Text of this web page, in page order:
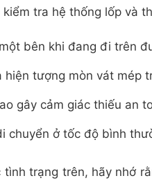
tra hệ thống lốp và
bên khi đang đi trên
tượng mòn vát mép
gây cảm giác thiếu an
chuyển ở tốc độ bình
tình trạng trên, hãy nhớ